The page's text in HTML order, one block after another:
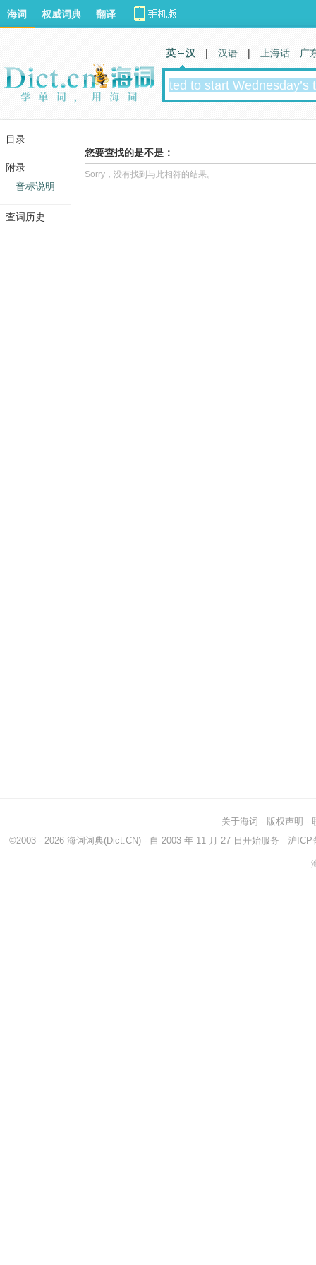
您要查找的是不是：
Sorry，没有找到与此相符的结果。
海词 权威词典 翻译
英 汉 | 汉语 | 上海话 广
关于海词 - 版权声明 -
©2003 - 2026 海词词典(Dict.CN) - 自 2003 年 11 月 27 日开始服务 沪ICP
目录
附录
音标说明
查词历史